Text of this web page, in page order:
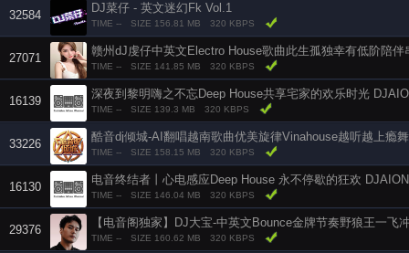
32584
DJ菜仔 - 英文迷幻Fk Vol.1
TIME -- SIZE 156.81 MB 320 KBPS
27071
赣州dJ虔仔中英文Electro House歌曲此生孤独幸有低阶陪伴
TIME -- SIZE 141.85 MB 320 KBPS
16139
深夜到黎明嗨之不忘Deep House共享宅家的欢乐时光
TIME -- SIZE 139.3 MB 320 KBPS
33226
酷音dj倾城-AI翻唱越南歌曲优美旋律Vinahouse越听越上瘾
TIME -- SIZE 158.15 MB 320 KBPS
16130
电音终结者丨心电感应Deep House 永不停歇的狂欢 DJAION
TIME -- SIZE 146.04 MB 320 KBPS
29376
TIME -- SIZE 160.62 MB 320 KBPS